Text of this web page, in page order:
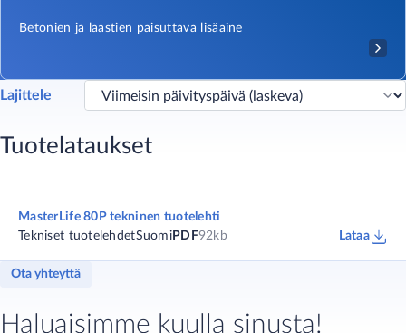
Betonien ja laastien paisuttava lisäaine
Lajittele
Tuotelataukset
MasterLife 80P tekninen tuotelehti
Tekniset tuotelehdetSuomi PDF92kb Lataa
Ota yhteyttä
Haluaisimme kuulla sinusta!